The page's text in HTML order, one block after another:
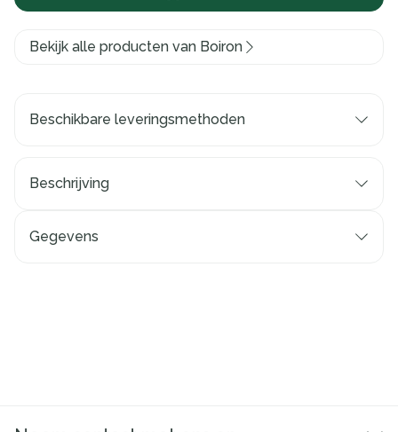
Bekijk alle producten van Boiron
Beschikbare leveringsmethoden
Beschrijving
Gegevens